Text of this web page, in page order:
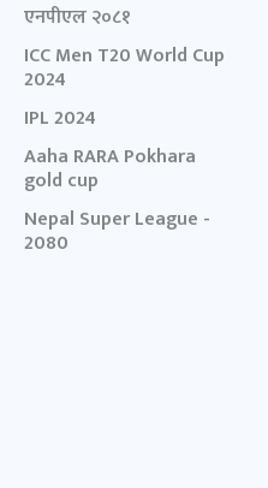
एनपीएल २०८१
ICC Men T20 World Cup
2024
IPL 2024
Aaha RARA Pokhara
gold cup
Nepal Super League -
2080